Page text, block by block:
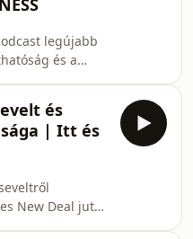
de szélesebb
nyújtó vlegújabb
és a
a Linde Gáz
Menedzsere a
és a
Lukács
és
| Itt és
New Deal jut